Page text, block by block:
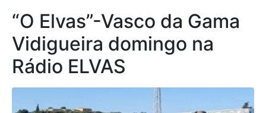
“O Elvas”-Vasco da Gama
Vidigueira domingo na
Rádio ELVAS